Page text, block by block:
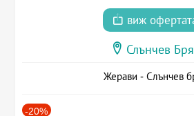
виж
Слънчев
Жерави - Слънчев
-20%